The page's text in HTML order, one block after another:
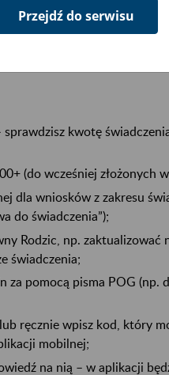
kwotę
(do wcześniej złożonych
dla wniosków z zakresu
do świadczenia”);
Rodzic, np. zaktualizować
świadczenia;
za pomocą pisma POG (np.
ręcznie wpisz kod, który
mobilnej;
na nią – w aplikacji
Przejdź do serwisu